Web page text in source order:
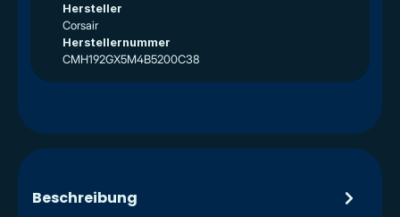
Hersteller
Corsair
Herstellernummer
CMH192GX5M4B5200C38
Beschreibung